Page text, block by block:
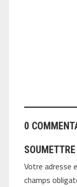
0
Votre adresse
champs